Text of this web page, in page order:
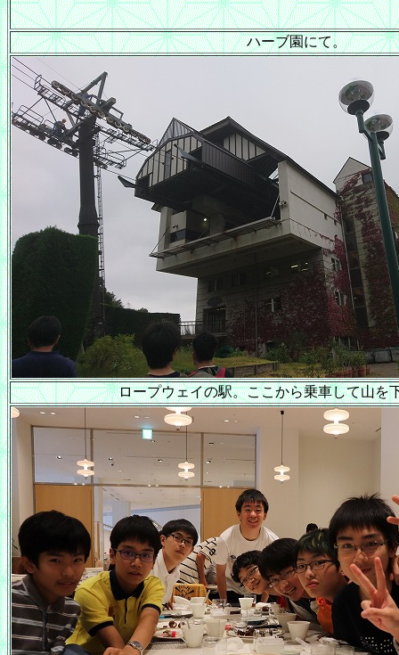
ハーブ園にて。
ロープウェイの駅。ここから乗車して山を